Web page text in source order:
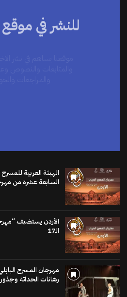
للنشر في
الهيئة العربية
السابعة عشرة من
الأردن يستضيف
الـ17
مهرجان المسرح
رهانات الحداثة وجذور